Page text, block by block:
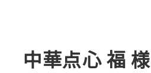
中華点心 福 様